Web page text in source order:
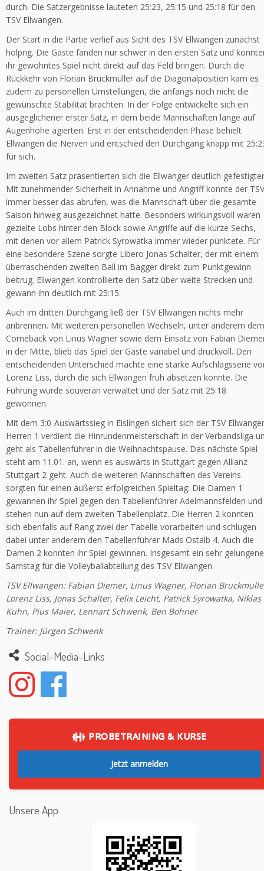
durch. Die Satzergebnisse lauteten 25:23, 25:15 und 25:18 für den
TSV Ellwangen.
Der Start in die Partie verlief aus Sicht des TSV Ellwangen zunächst
holprig. Die Gäste fanden nur schwer in den ersten Satz und
ihr gewohntes Spiel nicht direkt auf das Feld bringen. Durch die
Rückkehr von Florian Bruckmüller auf die Diagonalposition kam es
zudem zu personellen Umstellungen, die anfangs noch nicht die
gewünschte Stabilität brachten. In der Folge entwickelte sich ein
ausgeglichener erster Satz, in dem beide Mannschaften lange auf
Augenhöhe agierten. Erst in der entscheidenden Phase behielt
Ellwangen die Nerven und entschied den Durchgang knapp mit
für sich.
Im zweiten Satz präsentierten sich die Ellwanger deutlich
Mit zunehmender Sicherheit in Annahme und Angriff konnte der TSV
immer besser das abrufen, was die Mannschaft über die gesamte
Saison hinweg ausgezeichnet hatte. Besonders wirkungsvoll waren
gezielte Lobs hinter den Block sowie Angriffe auf die kurze Sechs,
mit denen vor allem Patrick Syrowatka immer wieder punktete. Für
eine besondere Szene sorgte Libero Jonas Schalter, der mit einem
überraschenden zweiten Ball im Bagger direkt zum Punktgewinn
beitrug. Ellwangen kontrollierte den Satz über weite Strecken und
gewann ihn deutlich mit 25:15.
Auch im dritten Durchgang ließ der TSV Ellwangen nichts mehr
anbrennen. Mit weiteren personellen Wechseln, unter anderem dem
Comeback von Linus Wagner sowie dem Einsatz von Fabian
in der Mitte, blieb das Spiel der Gäste variabel und druckvoll. Den
entscheidenden Unterschied machte eine starke Aufschlagsserie
Lorenz Liss, durch die sich Ellwangen früh absetzen konnte. Die
Führung wurde souverän verwaltet und der Satz mit 25:18
gewonnen.
Mit dem 3:0-Auswärtssieg in Eislingen sichert sich der TSV
Herren 1 verdient die Hinrundenmeisterschaft in der Verbandsliga
geht als Tabellenführer in die Weihnachtspause. Das nächste Spiel
steht am 11.01. an, wenn es auswärts in Stuttgart gegen Allianz
Stuttgart 2 geht. Auch die weiteren Mannschaften des Vereins
sorgten für einen äußerst erfolgreichen Spieltag: Die Damen 1
gewannen ihr Spiel gegen den Tabellenführer Adelmannsfelden und
stehen nun auf dem zweiten Tabellenplatz. Die Herren 2 konnten
sich ebenfalls auf Rang zwei der Tabelle vorarbeiten und schlugen
dabei unter anderem den Tabellenführer Mads Ostalb 4. Auch die
Damen 2 konnten ihr Spiel gewinnen. Insgesamt ein sehr
Samstag für die Volleyballabteilung des TSV Ellwangen.
TSV Ellwangen: Fabian Diemer, Linus Wagner, Florian
Lorenz Liss, Jonas Schalter, Felix Leicht, Patrick Syrowatka, Niklas
Kuhn, Pius Maier, Lennart Schwenk, Ben Bohner
Trainer: Jürgen Schwenk
Social-Media-Links
PROBETRAINING & KURSE
Jetzt anmelden
Unsere App